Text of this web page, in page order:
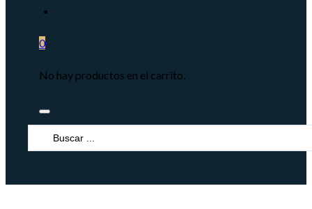
0
No hay productos en el carrito.
Search
...